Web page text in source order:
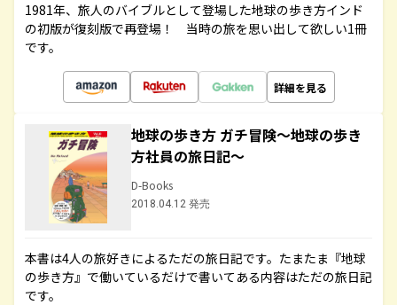
1981年、旅人のバイブルとして登場した地球の歩き方インド
の初版が復刻版で再登場！ 当時の旅を思い出して欲しい1冊
です。
詳細を見る
地球の歩き方 ガチ冒険～地球の歩き
方社員の旅日記～
D-Books
2018.04.12 発売
本書は4人の旅好きによるただの旅日記です。たまたま『地球
の歩き方』で働いているだけで書いてある内容はただの旅日記
です。